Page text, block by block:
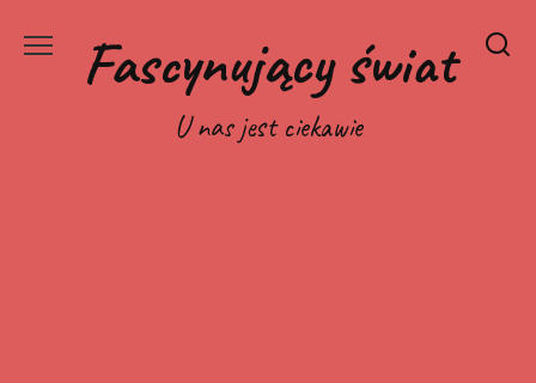
содержаниюFascynujący świat
U nas jest ciekawie